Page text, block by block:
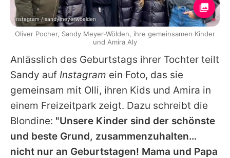
Anlässlich des Geburtstags ihrer Tochter teilt
Sandy auf Instagram ein Foto, das sie
gemeinsam mit Olli, ihren Kids und Amira in
einem Freizeitpark zeigt. Dazu schreibt die
Blondine: "Unsere Kinder sind der schönste
und beste Grund, zusammenzuhalten…
nicht nur an Geburtstagen! Mama und Papa
Instagram / sandymeyerwoelden
Oliver Pocher, Sandy Meyer-Wölden, ihre gemeinsamen Kinder
und Amira Aly